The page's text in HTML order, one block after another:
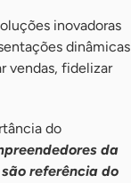
inovadoras
dinâmicas
vendas, fidelizar
do
da
referência do